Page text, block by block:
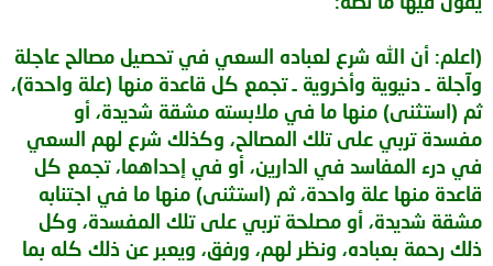
(اعلم: أن الله شرع لعباده السعي في تحصيل مصالح عاجلة
وآجلة ـ دنيوية وأخروية ـ تجمع كل قاعدة منها (علة واحدة)،
ثم (استثنى) منها ما في ملابسته مشقة شديدة، أو
مفسدة تربي على تلك المصالح، وكذلك شرع لهم السعي
في درء المفاسد في الدارين، أو في إحداهما، تجمع كل
قاعدة منها علة واحدة، ثم (استثنى) منها ما في اجتنابه
مشقة شديدة، أو مصلحة تربي على تلك المفسدة، وكل
ذلك رحمة بعباده، ونظر لهم، ورفق، ويعبر عن ذلك كله بما